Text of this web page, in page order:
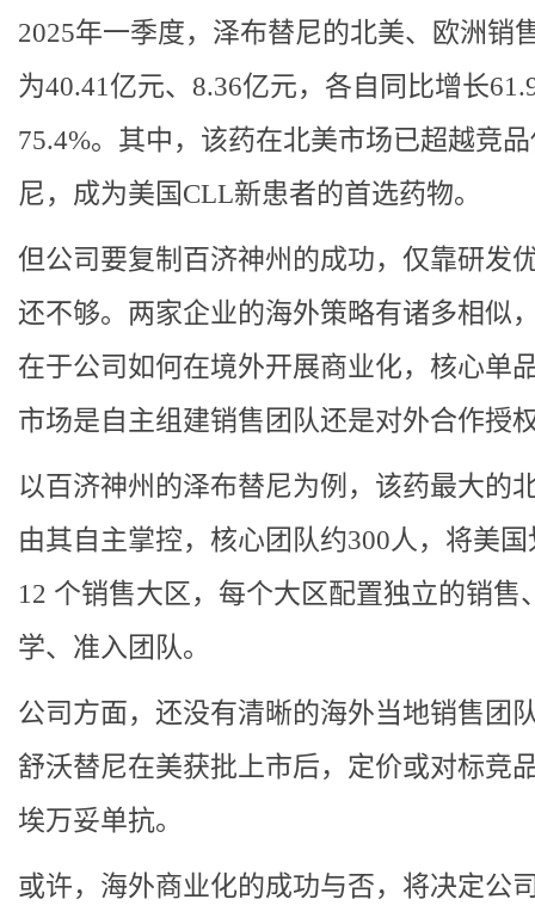
2025年一季度，泽布替尼的北美、欧洲销
为40.41亿元、8.36亿元，各自同比增长
75.4%。其中，该药在北美市场已超越竞
尼，成为美国CLL新患者的首选药物。
但公司要复制百济神州的成功，仅靠研发
还不够。两家企业的海外策略有诸多相似
在于公司如何在境外开展商业化，核心单
市场是自主组建销售团队还是对外合作授
以百济神州的泽布替尼为例，该药最大的
由其自主掌控，核心团队约300人，将美
12 个销售大区，每个大区配置独立的销售
学、准入团队。
公司方面，还没有清晰的海外当地销售团
舒沃替尼在美获批上市后，定价或对标竞
埃万妥单抗。
或许，海外商业化的成功与否，将决定公